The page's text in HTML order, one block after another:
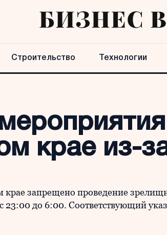
Строительство Технологии
крае из-
крае запрещено проведение
23:00 до 6:00. Соответствующий